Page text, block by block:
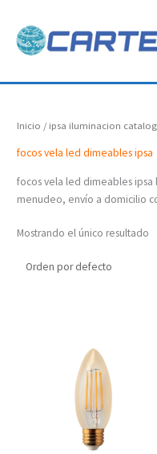
contenido
Inicio / ipsa iluminacion
focos vela led dimeables ipsa
focos vela led dimeables ipsa
menudeo, envío a domicilio
Mostrando el único resultado